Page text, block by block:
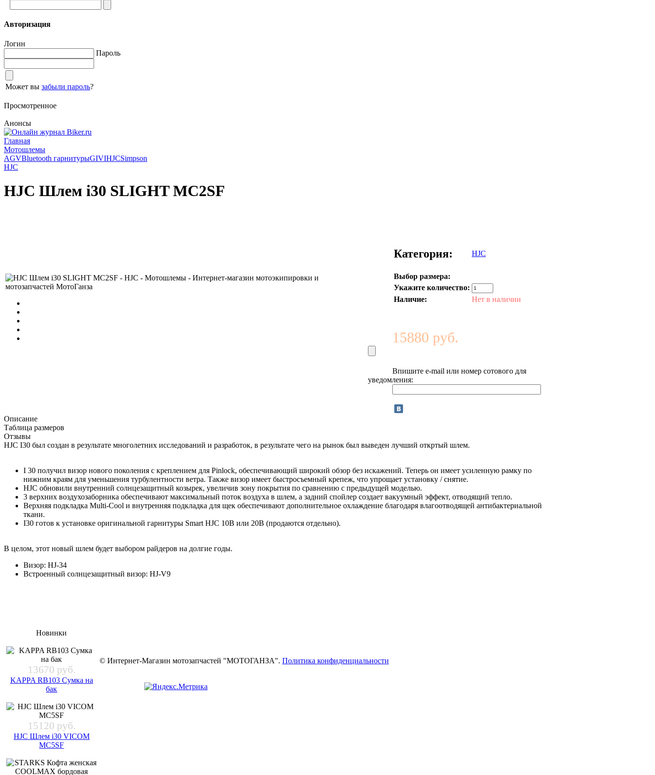
Авторизация
Логин
Пароль
Может вы забыли пароль?
Просмотренное
Анонсы
Главная
Мотошлемы
AGVBluetooth гарнитурыGIVIHJCSimpson
HJC
HJC Шлем i30 SLIGHT MC2SF
Категория: HJC
Выбор размера:
Укажите количество:
Наличие:
Нет в наличии
15880 руб.
Впишите e-mail или номер сотового для
уведомления:
Описание
Таблица размеров
Отзывы
HJC I30 был создан в результате многолетних исследований и разработок, в результате чего на рынок был выведен лучший откртый шлем.
I 30 получил визор нового поколения с креплением для Pinlock, обеспечивающий широкий обзор без искажений. Теперь он имеет усиленную рамку по
нижним краям для уменьшения турбулентности ветра. Также визор имеет быстросъемный крепеж, что упрощает установку / снятие.
HJC обновили внутренний солнцезащитный козырек, увеличив зону покрытия по сравнению с предыдущей моделью.
3 верхних воздухозаборника обеспечивают максимальный поток воздуха в шлем, а задний спойлер создает вакуумный эффект, отводящий тепло.
Верхняя подкладка Multi-Cool и внутренняя подкладка для щек обеспечивают дополнительное охлаждение благодаря влагоотводящей антибактериальной
ткани.
I30 готов к установке оригинальной гарнитуры Smart HJC 10B или 20B (продаются отдельно).
В целом, этот новый шлем будет выбором райдеров на долгие годы.
Визор: HJ-34
Встроенный солнцезащитный визор: HJ-V9
Новинки
13670 руб.
KAPPA RB103 Сумка на
бак
15120 руб.
HJC Шлем i30 VICOM
MC5SF
© Интернет-Магазин мотозапчастей "МОТОГАНЗА". Политика конфиденциальности